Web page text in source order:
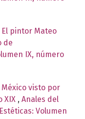
El pintor Mateo
de
IX, número
México visto por
XIX , Anales del
Volumen